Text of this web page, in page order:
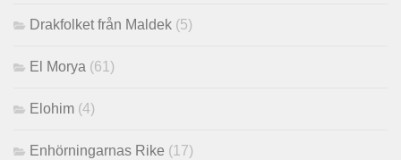
Drakfolket från Maldek (5)
El Morya (61)
Elohim (4)
Enhörningarnas Rike (17)